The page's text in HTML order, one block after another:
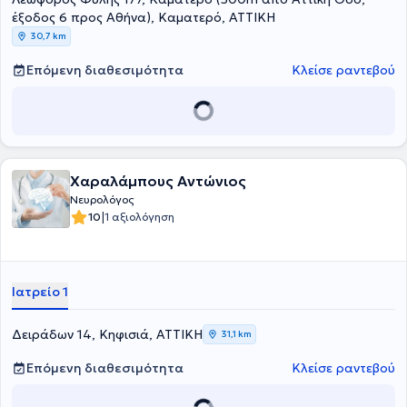
Parkinson, σκλήρυνση κατά πλάκας, μυοπάθειες, νευραλγίες,
καθώς και δυστονία, ιδιοπαθή τρόμο και σύνδρομο ανήσυχων
ποδιών. Τέλος, ο ιατρός πραγματοποιεί εξειδικευμένες εξετάσεις
όπως ηλεκτροεγκεφαλογράφημα και ηλεκτρομυογράφημα.
έξοδος 6 προς Αθήνα), Καματερό, ΑΤΤΙΚΗ
30,7 km
Επόμενη διαθεσιμότητα Κλείσε ραντεβού
Χαραλάμπους Αντώνιος
Νευρολόγος
10|1 αξιολόγηση
Ιατρείο 1
Δειράδων 14, Κηφισιά, ΑΤΤΙΚΗ 31,1 km
Επόμενη διαθεσιμότητα Κλείσε ραντεβού